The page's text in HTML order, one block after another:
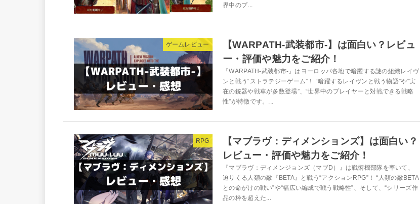
界中のプ...
ゲームレビュー
【WARPATH-武装都市-】は面白い？レビュ
ー・評価や魅力をご紹介！
『WARPATH-武装都市-』はヨーロッパ各地で暗躍する謎の組織レイヴ
ンと戦う“ストラテジーゲーム”！ “暗躍するレイヴンと戦う物語”や“実
在の銃器や戦車が多数登場”、“世界中のプレイヤーと対戦できる戦略
性”が特徴です。...
RPG
【マブラヴ：ディメンションズ】は面白い？
レビュー・評価や魅力をご紹介！
『マブラヴ：ディメンジョンズ（マブD）』は戦術機部隊を率いて、
迫りくる人類の敵『BETA』と戦う“アクションRPG”！ “人類の敵BETA
との命がけの戦い”や“幅広い編成で戦う戦略性”、そして、“シリーズ作
品の枠を超えた...